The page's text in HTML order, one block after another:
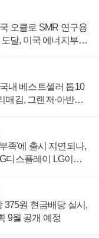
오클로 SMR 연구용
달, 미국 에너지부
내 베스트셀러 톱10
매김, 그랜저·아반떼
족'에 출시 지연되나,
디스플레이 LG이노
375원 현금배당 실시,
9월 공개 예정